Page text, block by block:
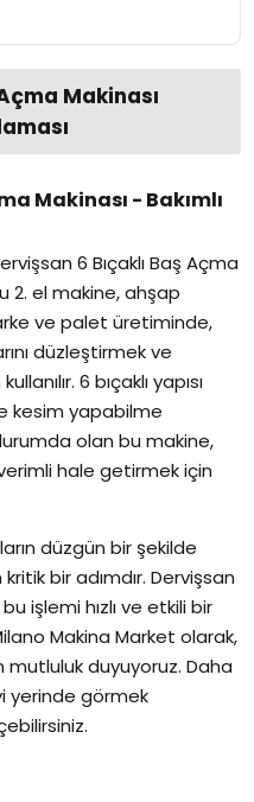
Makinası
Makinası - Bakımlı
6 Bıçaklı Baş Açma
2. el makine, ahşap
ve palet üretiminde,
düzleştirmek ve
6 bıçaklı yapısı
kesim yapabilme
olan bu makine,
hale getirmek için
düzgün bir şekilde
bir adımdır. Dervişsan
işlemi hızlı ve etkili bir
Makina Market olarak,
duyuyoruz. Daha
yerinde görmek